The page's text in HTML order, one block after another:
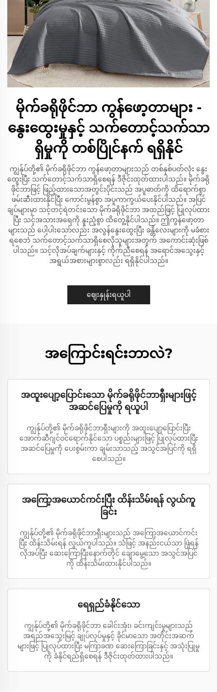
မိုက်ခရိုဖိုင်ဘာ ကွန်ဖော့တာများ -
နွေးထွေးမှုနှင့် သက်တောင့်သက်သာ
ရှိမှုကို တစ်ပြိုင်နက် ရရှိနိုင်
ကျွန်ုပ်တို့၏ မိုက်ခရိုဖိုင်ဘာ ကွန်ဖော့တာများသည် တစ်နှစ်ပတ်လုံး နွေး
ထွေးပြီး သက်တောင့်သက်သာရှိစေရန် ဒီဇိုင်းထုတ်ထားပါသည်။ မိုက်ခရို
ဖိုင်ဘာဖြင့် ဖြည့်ထားသောအတွင်းပိုင်းသည် အပူဓာတ်ကို ထိရောက်စွာ
ဖမ်းဆီးထားနိုင်ပြီး ကောင်းမွန်စွာ အပူကာကွယ်ပေးနိုင်ပါသည်။ အပြင်
ချပ်များမှာ သင့်တင့်ရဲတင်းသော မိုက်ခရိုဖိုင်ဘာ အထည်ဖြင့် ပြုလုပ်ထား
ပြီး သင့်အသားအရေကို နူးညံ့စွာ ထိတွေ့နိုင်ပါသည်။ ဤကွန်ဖော့တာ
များသည် ပေါ့ပါးသော်လည်း အလွန်နွေးထွေးပြီး ခန္တိလေးများကို မခံစား
ရစေဘဲ သက်တောင့်သက်သာရှိစေလိုသူများအတွက် အကောင်းဆုံးဖြစ်
ပါသည်။ သင့်လိုအပ်ချက်များနှင့် ကိုက်ညီစေရန် အရောင်အသွေးနှင့်
အရွယ်အစားများစွာလည်း ရရှိနိုင်ပါသည်။
ဈေးနှုန်းရယူပါ
အကြောင်းရင်းဘာလဲ?
အထူးပျော့ပြောင်းသော မိုက်ခရိုဖိုင်ဘာရှီးများဖြင့်
အဆင်ပြေမှုကို ရယူပါ
ကျွန်ုပ်တို့၏ မိုက်ခရိုဖိုင်ဘာရှီးများကို အထူးပျော့ပြောင်းပြီး
အောက်ဆီဂျင်ဝင်ရောက်နိုင်သော ပစ္စည်းများဖြင့် ပြုလုပ်ထားပြီး
အဆင်ပြေမှုကို ပေးစွမ်းကာ ချမ်းသာသည့် အသွင်အပြင်ကို ရရှိ
စေပါသည်။
အကြော့အယောင်ကင်းပြီး ထိန်းသိမ်းရန် လွယ်ကူ
ခြင်း
ကျွန်ုပ်တို့၏ မိုက်ခရိုဖိုင်ဘာရှီးများသည် အကြော့အယောင်ကင်း
ပြီး ထိန်းသိမ်းရန် လွယ်ကူပါသည်။ သံဖြင့် အနည်းငယ်သာ ဖြဲ့ရန်
လိုအပ်ပြီး ဆေးကြောပြီးနောက်တိုင် ချောမွေ့သော အသွင်အပြင်
ကို ထိန်းသိမ်းထားနိုင်ပါသည်။
ရေရှည်ခံနိုင်သော
ကျွန်ုပ်တို့၏ မိုက်ခရိုဖိုင်ဘာ ခေါင်းအုံး၊ ခင်းကျင်းမှုများသည်
အရည်အသွေးမြင့် ချုပ်လုပ်မှုနှင့် ခိုင်မာသော အတိုင်းအဆက်
များဖြင့် ပြုလုပ်ထားပြီး မကြာခဏ ဆေးကြောခြင်းနှင့် အသုံးပြုမှု
ကို ခံနိုင်ရည်ရှိစေရန် ဒီဇိုင်းထုတ်ထားပါသည်။